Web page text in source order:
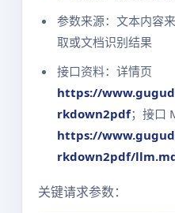
参数来源：文本内容
取或文档识别结果
接口资料：详情页
https://
rkdown2pdf；接口
https://
rkdown2pdf/
关键请求参数：